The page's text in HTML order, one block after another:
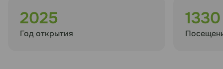
2025
Год открытия
1330